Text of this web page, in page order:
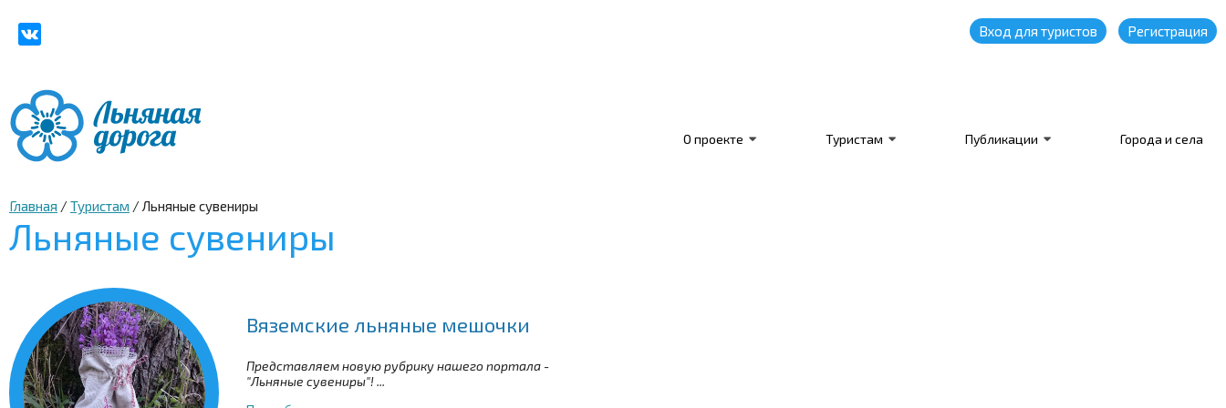
Вход для туристов Регистрация
О проекте Туристам Публикации Города и села
Главная /Туристам /Льняные сувениры
Льняные сувениры
Вяземские льняные мешочки
Представляем новую рубрику нашего портала -
"Льняные сувениры"! ...